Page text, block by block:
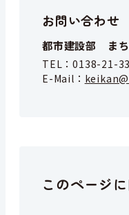
お問い合わせ
都市建設部 ま
TEL：0138-21-
E-Mail：
このページ